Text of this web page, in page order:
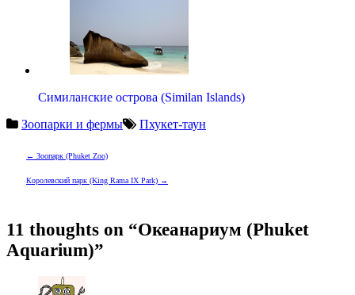
Симиланские острова (Similan Islands)
Зоопарки и фермы
Пхукет-таун
Навигация
по
← Зоопарк (Phuket Zoo)
Королевский парк (King Rama IX Park) →
11 thoughts on “Океанариум (Phuket
Aquarium)”